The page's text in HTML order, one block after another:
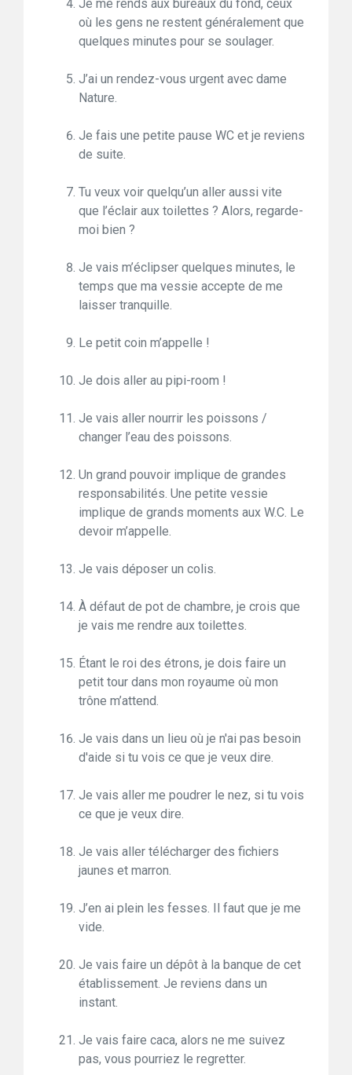
Je me rends aux bureaux du fond, ceux
où les gens ne restent généralement que
quelques minutes pour se soulager.
J’ai un rendez-vous urgent avec dame
Nature.
Je fais une petite pause WC et je reviens
de suite.
Tu veux voir quelqu’un aller aussi vite
que l’éclair aux toilettes ? Alors, regarde-
moi bien ?
Je vais m’éclipser quelques minutes, le
temps que ma vessie accepte de me
laisser tranquille.
Le petit coin m’appelle !
Je dois aller au pipi-room !
Je vais aller nourrir les poissons /
changer l’eau des poissons.
Un grand pouvoir implique de grandes
responsabilités. Une petite vessie
implique de grands moments aux W.C. Le
devoir m’appelle.
Je vais déposer un colis.
À défaut de pot de chambre, je crois que
je vais me rendre aux toilettes.
Étant le roi des étrons, je dois faire un
petit tour dans mon royaume où mon
trône m’attend.
Je vais dans un lieu où je n'ai pas besoin
d'aide si tu vois ce que je veux dire.
Je vais aller me poudrer le nez, si tu vois
ce que je veux dire.
Je vais aller télécharger des fichiers
jaunes et marron.
J’en ai plein les fesses. Il faut que je me
vide.
Je vais faire un dépôt à la banque de cet
établissement. Je reviens dans un
instant.
Je vais faire caca, alors ne me suivez
pas, vous pourriez le regretter.